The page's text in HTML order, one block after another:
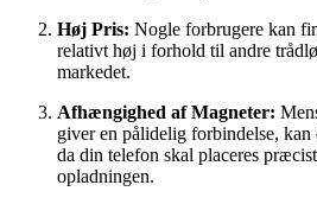
Høj Pris: Nogle forbrugere kan
relativt høj i forhold til andre
markedet.
Afhængighed af Magneter:
giver en pålidelig forbindelse,
da din telefon skal placeres
opladningen.